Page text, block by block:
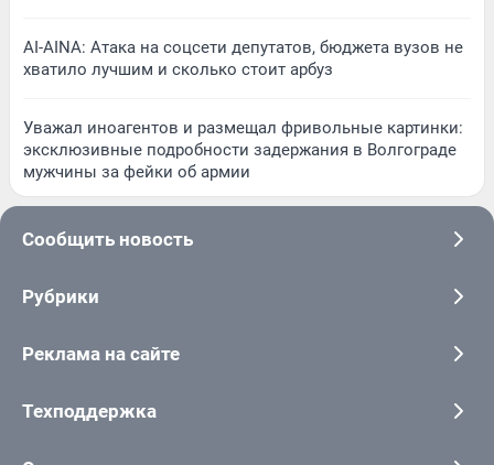
AI-AINA: Атака на соцсети депутатов, бюджета вузов не
хватило лучшим и сколько стоит арбуз
Уважал иноагентов и размещал фривольные картинки:
эксклюзивные подробности задержания в Волгограде
мужчины за фейки об армии
Сообщить новость
Рубрики
Реклама на сайте
Техподдержка